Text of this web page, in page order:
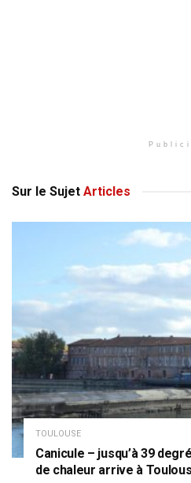
Sur le Sujet Articles
TOULOUSE
Canicule – jusqu’à 39
de chaleur arrive à